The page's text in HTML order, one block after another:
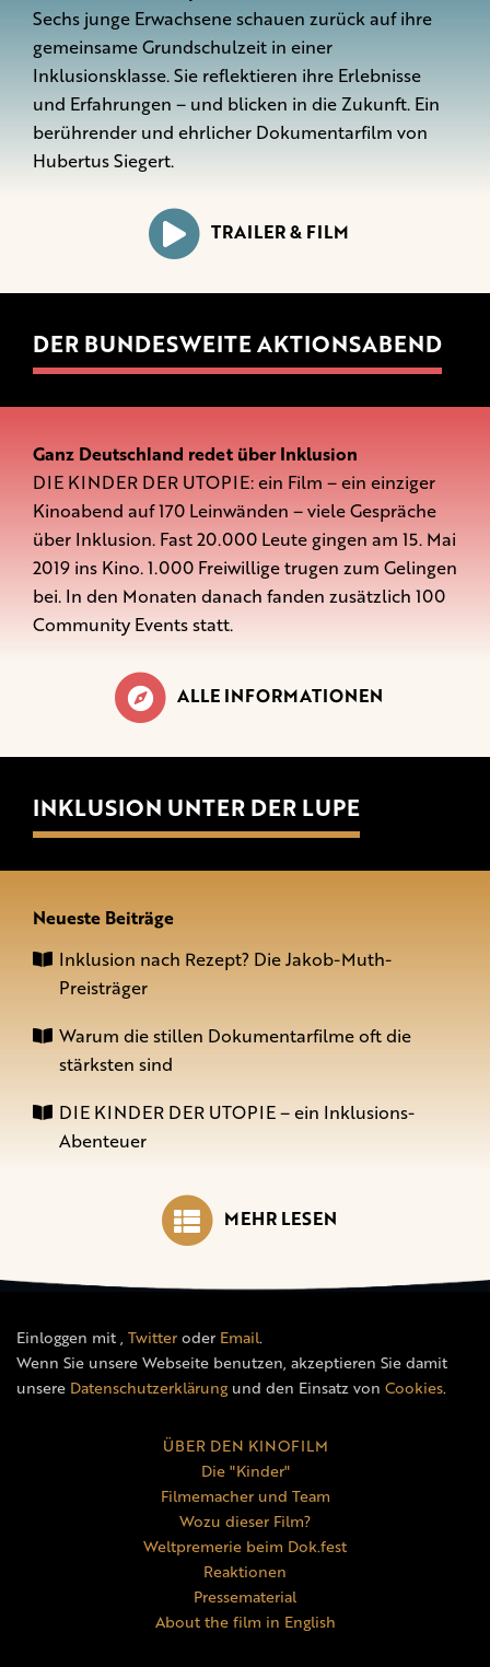
Sechs junge Erwachsene schauen zurück auf ihre
gemeinsame Grundschulzeit in einer
Inklusionsklasse. Sie reflektieren ihre Erlebnisse
und Erfahrungen – und blicken in die Zukunft. Ein
berührender und ehrlicher Dokumentarfilm von
Hubertus Siegert.
TRAILER & FILM
DER BUNDESWEITE AKTIONSABEND
Ganz Deutschland redet über Inklusion
DIE KINDER DER UTOPIE: ein Film – ein einziger
Kinoabend auf 170 Leinwänden – viele Gespräche
über Inklusion. Fast 20.000 Leute gingen am 15. Mai
2019 ins Kino. 1.000 Freiwillige trugen zum Gelingen
bei. In den Monaten danach fanden zusätzlich 100
Community Events statt.
ALLE INFORMATIONEN
INKLUSION UNTER DER LUPE
Neueste Beiträge
Inklusion nach Rezept? Die Jakob-Muth-
Preisträger
Warum die stillen Dokumentarfilme oft die
stärksten sind
DIE KINDER DER UTOPIE – ein Inklusions-
Abenteuer
MEHR LESEN
Einloggen mit, Twitteroder Email.
Wenn Sie unsere Webseite benutzen, akzeptieren Sie damit
unsere Datenschutzerklärungund den Einsatz von Cookies.
ÜBER DEN KINOFILM
Die "Kinder"
Filmemacher und Team
Wozu dieser Film?
Weltpremerie beim Dok.fest
Reaktionen
Pressematerial
About the film in English